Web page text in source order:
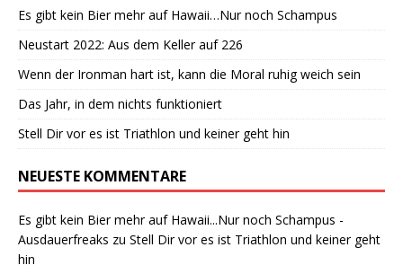
Es gibt kein Bier mehr auf Hawaii…Nur noch Schampus
Neustart 2022: Aus dem Keller auf 226
Wenn der Ironman hart ist, kann die Moral ruhig weich sein
Das Jahr, in dem nichts funktioniert
Stell Dir vor es ist Triathlon und keiner geht hin
NEUESTE KOMMENTARE
Es gibt kein Bier mehr auf Hawaii...Nur noch Schampus -
Ausdauerfreaks zu Stell Dir vor es ist Triathlon und keiner geht
hin